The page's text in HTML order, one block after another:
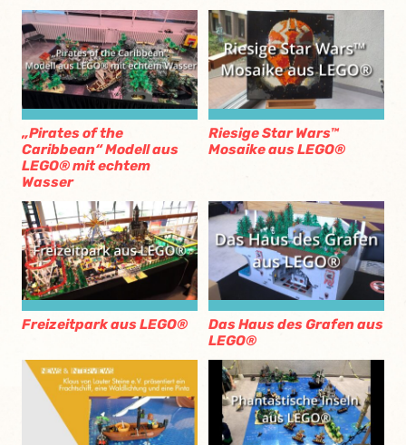
„Pirates of the
Caribbean“ Modell aus
LEGO® mit echtem
Wasser
Riesige Star Wars™
Mosaike aus LEGO®
Freizeitpark aus LEGO®
Das Haus des Grafen aus
LEGO®